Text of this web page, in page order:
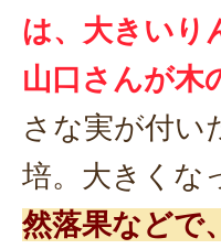
は、大きいり
山口さんが木
さな実が付い
培。大きくな
然落果などで